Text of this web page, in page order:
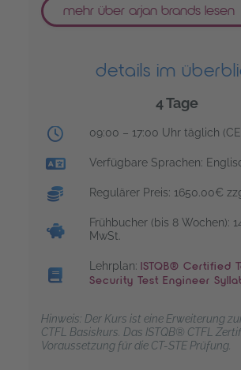
mehr über arjan brands lesen
details im
4 Tage
Trainingsuhrzeiten:
09:00 – 17:00 Uhr täglich
Verfügbare Sprachen:
Regulärer Preis: 1650.00€
Frühbucher (bis 8 Wochen):
MwSt.
Lehrplan:ISTQB® Certified
Security Test Engineer
Hinweis: Der Kurs ist eine Erweiterung
CTFL Basiskurs. Das ISTQB® CTFL
Voraussetzung für die CT-STE Prüfung.